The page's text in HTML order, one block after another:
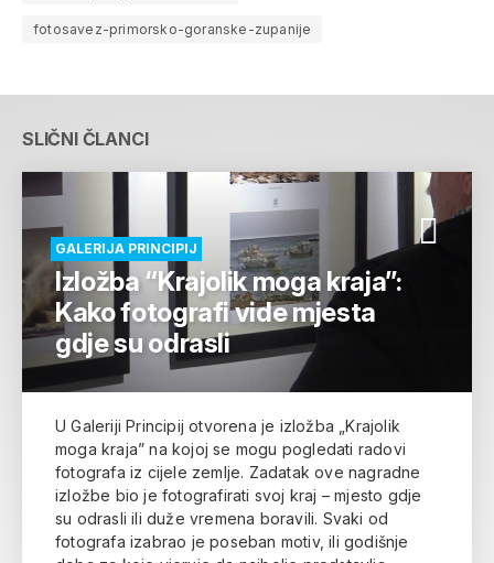
fotosavez-primorsko-goranske-zupanije
SLIČNI ČLANCI
GALERIJA PRINCIPIJ
Izložba “Krajolik moga kraja”:
Kako fotografi vide mjesta
gdje su odrasli
U Galeriji Principij otvorena je izložba „Krajolik
moga kraja” na kojoj se mogu pogledati radovi
fotografa iz cijele zemlje. Zadatak ove nagradne
izložbe bio je fotografirati svoj kraj – mjesto gdje
su odrasli ili duže vremena boravili. Svaki od
fotografa izabrao je poseban motiv, ili godišnje